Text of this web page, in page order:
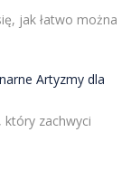
jak łatwo można
Artyzmy dla
zachwyci